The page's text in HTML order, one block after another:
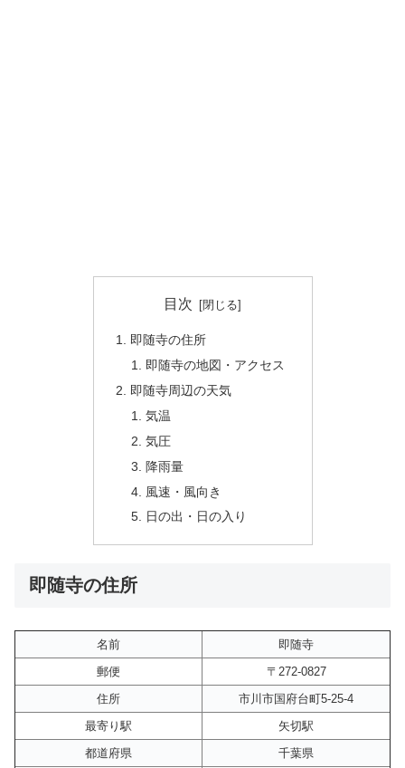
目次
即随寺の住所
即随寺の地図・アクセス
即随寺周辺の天気
気温
気圧
降雨量
風速・風向き
日の出・日の入り
即随寺の住所
名前
即随寺
郵便
〒272-0827
住所
市川市国府台町5-25-4
最寄り駅
矢切駅
都道府県
千葉県